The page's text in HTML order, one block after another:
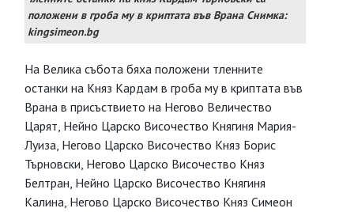
положени в гроба му в криптата във Врана Снимка:
kingsimeon.bg
На Велика събота бяха положени тленните
останки на Княз Кардам в гроба му в криптата във
Врана в присъствието на Негово Величество
Царят, Нейно Царско Височество Княгиня Мария-
Луиза, Негово Царско Височество Княз Борис
Търновски, Негово Царско Височество Княз
Белтран, Нейно Царско Височество Княгиня
Калина, Негово Царско Височество Княз Симеон